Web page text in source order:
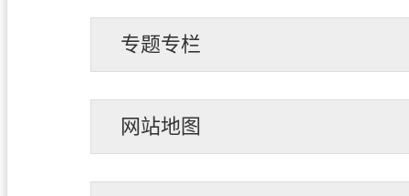
专题专栏
网站地图